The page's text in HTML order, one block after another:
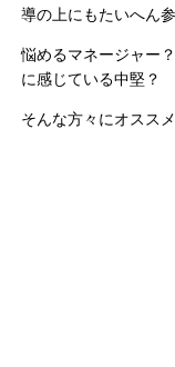
導の上にもたいへん
悩めるマネージャー
に感じている中堅？
そんな方々にオスス